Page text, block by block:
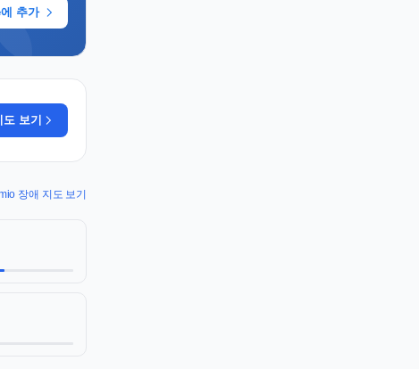
추가
도 보기
장애 지도 보기